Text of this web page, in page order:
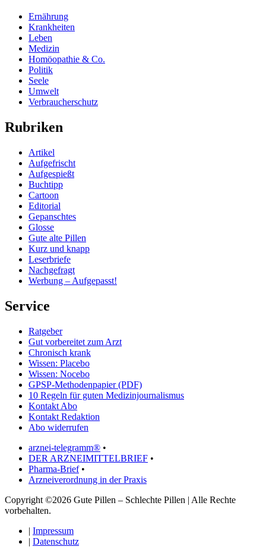
Ernährung
Krankheiten
Leben
Medizin
Homöopathie & Co.
Politik
Seele
Umwelt
Verbraucherschutz
Rubriken
Artikel
Aufgefrischt
Aufgespießt
Buchtipp
Cartoon
Editorial
Gepanschtes
Glosse
Gute alte Pillen
Kurz und knapp
Leserbriefe
Nachgefragt
Werbung – Aufgepasst!
Service
Ratgeber
Gut vorbereitet zum Arzt
Chronisch krank
Wissen: Placebo
Wissen: Nocebo
GPSP-Methodenpapier (PDF)
10 Regeln für guten Medizinjournalismus
Kontakt Abo
Kontakt Redaktion
Abo widerrufen
arznei-telegramm® •
DER ARZNEIMITTELBRIEF •
Pharma-Brief•
Arzneiverordnung in der Praxis
Copyright ©2026 Gute Pillen – Schlechte Pillen | Alle Rechte
vorbehalten.
| Impressum
| Datenschutz